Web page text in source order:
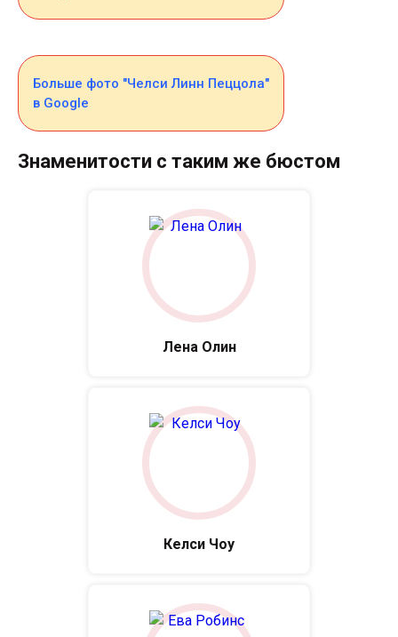
Больше фото "Челси Линн Пеццола"
в Google
Знаменитости с таким же бюстом
Лена Олин
Келси Чоу